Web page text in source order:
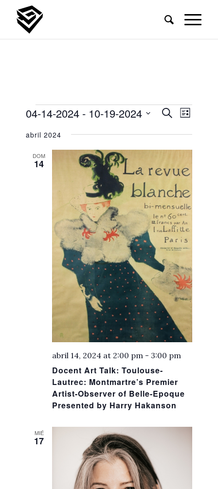
vistas
de
Eventos
Buscar
vistas
Lista
04-14-2024 - 10-19-2024
fecha.
abril 2024
DOM
14
Docent Art Talk: Toulouse-
Lautrec: Montmartre’s Premier
Artist-Observer of Belle-Epoque
Presented by Harry Hakanson
abril 14, 2024 at 2:00 pm - 3:00 pm
MIÉ
17